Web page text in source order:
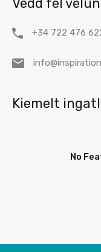
+34 722 476
Kiemelt
No